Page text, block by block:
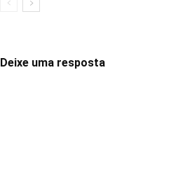
Deixe uma resposta